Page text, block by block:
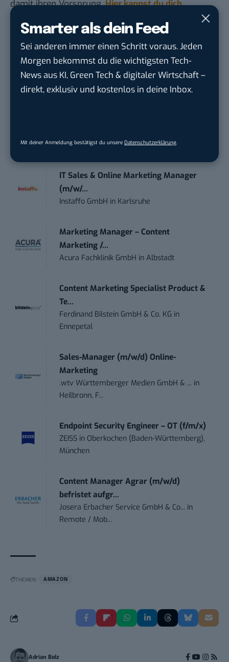
Smarter als dein Feed
Sei anderen immer einen Schritt voraus. Jeden
Morgen bekommst du die wichtigsten Tech-
News aus KI, Green Tech & digitaler Wirtschaft –
direkt, exklusiv und kostenlos in deine Inbox.
Mit deiner Anmeldung bestätigst du unsere Datenschutzerklärung.
damit ihren Vorsprung.Hier kannst du dich
STELLENANZEIGEN
Social Media Content Creator (m/w/d)
moveUP Media GmbHinDüsseldorf
trendtours Holding GmbHinEschborn
IT Sales & Online Marketing Manager
(m/w/...
Instaffo GmbH in Karlsruhe
Marketing Manager – Content
Marketing /...
Acura Fachklinik GmbH inAlbstadt
Content Marketing Specialist Product &
Te...
Ferdinand Bilstein GmbH & Co. KG in
Ennepetal
Sales-Manager (m/w/d) Online-
Marketing
.wtv Württemberger Medien GmbH & ... in
Heilbronn, F...
Endpoint Security Engineer – OT (f/m/x)
ZEISS in Oberkochen (Baden-Württemberg),
München
Content Manager Agrar (m/w/d)
befristet aufgr...
Josera Erbacher Service GmbH & Co... in
Remote / Mob...
THEMEN: AMAZON
Adrian Bolz